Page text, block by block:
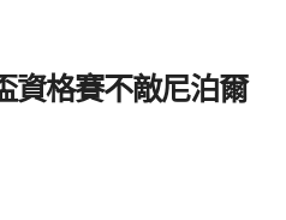
資格賽不敵尼泊爾